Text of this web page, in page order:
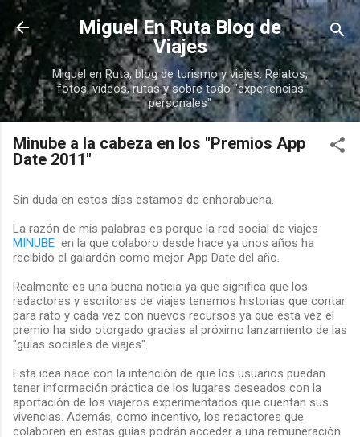
Ir al contenido principal
Miguel En Ruta Blog de
Viajes
Miguel en Ruta, blog de turismo y viajes. Relatos,
fotos, vídeos, rutas y sobre todo "experiencias
personales"
Minube a la cabeza en los "Premios App
Date 2011"
Sin duda en estos días estamos de enhorabuena.
La razón de mis palabras es porque la red social de viajes
MINUBE en la que colaboro desde hace ya unos años ha
recibido el galardón como mejor App Date del año.
Realmente es una buena noticia ya que significa que los
redactores y escritores de viajes tenemos historias que contar
para rato y cada vez con nuevos recursos ya que esta vez el
premio ha sido otorgado gracias al próximo lanzamiento de las
"guías sociales de viajes".
Esta idea nace con la intención de que los usuarios puedan
tener información práctica de los lugares deseados con la
aportación de los viajeros experimentados que cuentan sus
vivencias. Además, como incentivo, los redactores que
colaboren en estas guías podrán acceder a una remuneración